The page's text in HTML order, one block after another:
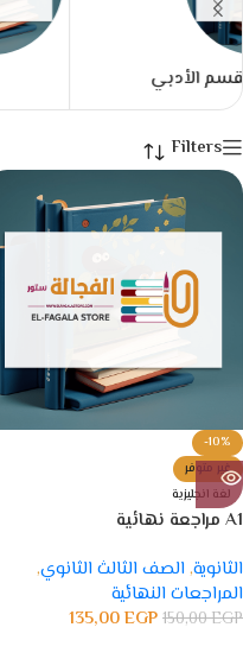
القسم العلمي
Filters
-10%
غير متوفر
لغة انجليزية
A1 مراجعة نهائية
الثانوية, الصف الثالث الثانوي,
المراجعات النهائية
150,00EGP
135,00EGP